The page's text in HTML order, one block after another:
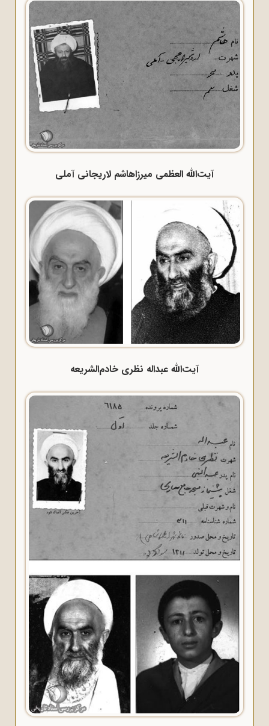
آیت‌الله العظمی میرزاهاشم لاریجانی آملی
آیت‌الله عبداله نظری خادم‌الشریعه